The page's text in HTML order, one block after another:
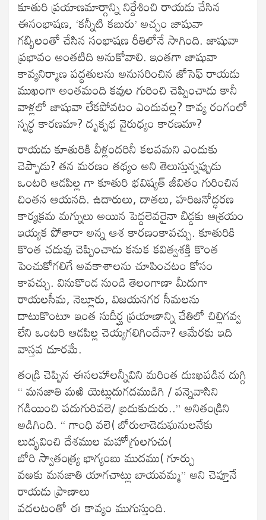
కూతురి ప్రయాణమార్గాన్ని నిర్దేశించి రాయడు చేసిన
ఈసంభాషణ, ‘కన్నీటి కబురు’ అచ్చం జాషువా
గబ్బిలంతో చేసిన సంభాషణ రీతిలోనే సాగింది. జాషువా
ప్రభావం అంతటిది అనుకోవాలి. ఇంతగా జాషువా
కావ్యనిర్మాణ పద్ధతులను అనుసరించిన జోసెఫ్ రాయడు
ముఖంగా అంతమంది కవుల గురించి చెప్పించాడు కానీ
వాళ్లలో జాషువా లేకపోవటం ఎందువల్ల? కావ్య రంగంలో
స్పర్ధ కారణమా? దృక్పథ వైరుధ్యం కారణమా?
రాయడు కూతురికి వీళ్లందరినీ కలవమని ఎందుకు
చెప్పాడు? తన మరణం తథ్యం అని తెలుస్తున్నప్పుడు
ఒంటరి ఆడపిల్ల గా కూతురి భవిష్యత్ జీవితం గురించిన
చింతన ఆయనది. ఉదారులు, దాతలు, హరిజనోద్ధరణ
కార్యక్రమ మగ్నులు అయిన పెద్దలెవరైనా బిడ్డకు ఆశ్రయం
ఇయ్యక పోతారా అన్న ఆశ కారణంకావచ్చు. కూతురికి
కొంత చదువు చెప్పించాడు కనుక కవిత్వశక్తి కొంత
పెంచుకోగలిగే అవకాశాలను చూపించటం కోసం
కావచ్చు. వినుకొండ నుండి తెలంగాణా మీదుగా
రాయలసీమ, నెల్లూరు, విజయనగర సీమలను
దాటుకొంటూ ఇంత సుదీర్ఘ ప్రయాణాన్ని చేతిలో చిల్లిగవ్వ
లేని ఒంటరి ఆడపిల్ల చెయ్యగలిగిందేనా? ఆమేరకు ఇది
వాస్తవ దూరమే.
తండ్రి చెప్పిన ఈసలహాలన్నీవిని మరింత దుఃఖపడిన దుగ్గి
“ మనజాతి మఱి యెట్లుదుగదముడిగి / వన్నెవాసిని
గడియించి పదుగురివలె/ బ్రదుకుదురు..” అనితండ్రిని
అడిగింది. “ గాంధి వలె( బోరులాడెడుఘనులనేకు
లుద్భవించి దేశముల మహోగ్రులగుచు(
బోరి స్వాతంత్య్ర భాగ్యంబు ముదము( గూర్చు
వఱకు మనజాతి యాగచాట్లు బాయవమ్మ” అని చెప్తూనే
రాయడు ప్రాణాలు
వదలటంతో ఈ కావ్యం ముగుస్తుంది.